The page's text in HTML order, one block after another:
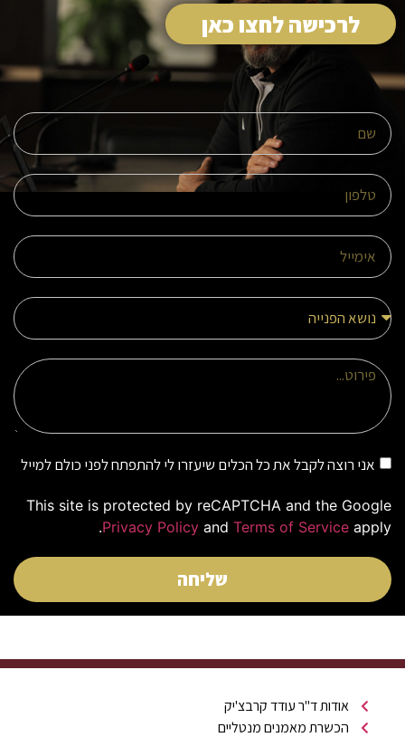
לרכישה לחצו כאן
אני רוצה לקבל את כל הכלים שיעזרו לי להתפתח לפני כולם למייל
This site is protected by reCAPTCHA and the Google
Privacy Policy and Terms of Service apply.
שליחה
אודות ד"ר עודד קרבצ'יק
הכשרת מאמנים מנטליים